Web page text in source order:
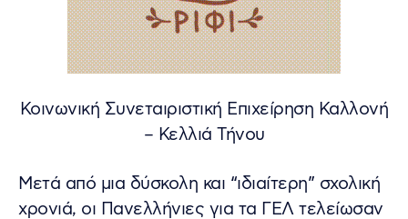
Κοινωνική Συνεταιριστική Επιχείρηση Καλλονή
– Κελλιά Τήνου
Μετά από μια δύσκολη και “ιδιαίτερη” σχολική
χρονιά, οι Πανελλήνιες για τα ΓΕΛ τελείωσαν